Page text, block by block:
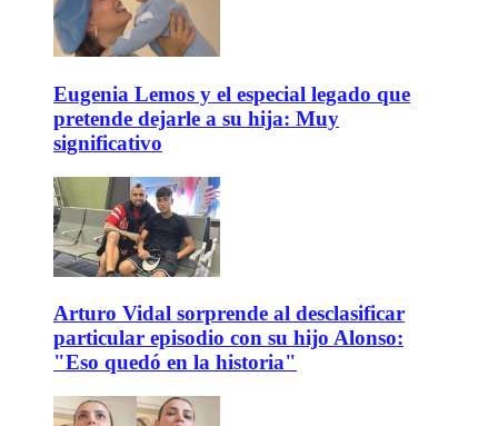
Eugenia Lemos y el especial legado que
pretende dejarle a su hija: Muy
significativo
Arturo Vidal sorprende al desclasificar
particular episodio con su hijo Alonso:
"Eso quedó en la historia"